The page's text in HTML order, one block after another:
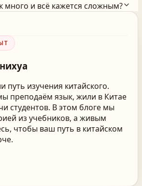
много и всё кажется сложным?
изучения китайского.
преподаём язык, жили в Китае
студентов. В этом блоге мы
из учебников, а живым
чтобы ваш путь в китайском